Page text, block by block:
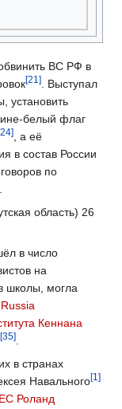
ВС РФ в
[21]. Выступал
установить
белый флаг
, а её
в состав России
по
область) 26
в число
на
школы, могла
Кеннана
[35].
в странах
Навального[1]
Роланд